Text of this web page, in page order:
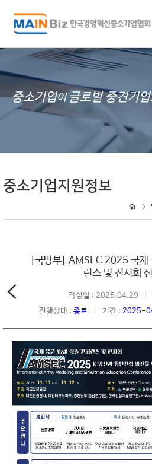
중소기업이 글로벌 중견기업
중소기업지원정보
[국방부] AMSEC 2025 국제
런스 및 전시회
작성일 : 2025.04.29
진행상태 : 종료 기간 : 2025-